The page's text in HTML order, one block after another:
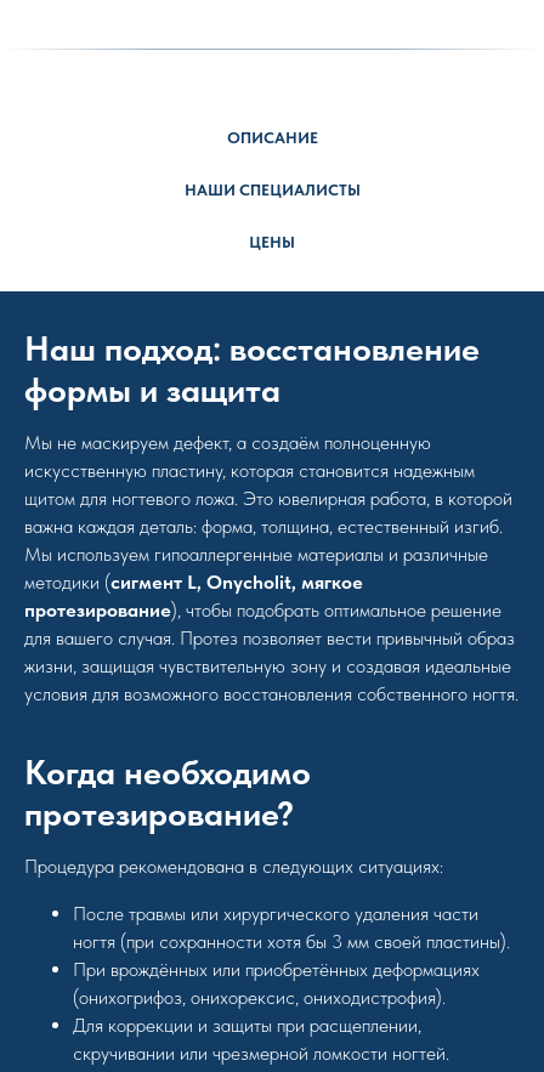
ОПИСАНИЕ
НАШИ СПЕЦИАЛИСТЫ
ЦЕНЫ
Наш подход: восстановление
формы и защита
Мы не маскируем дефект, а создаём полноценную
искусственную пластину, которая становится надежным
щитом для ногтевого ложа. Это ювелирная работа, в которой
важна каждая деталь: форма, толщина, естественный изгиб.
Мы используем гипоаллергенные материалы и различные
методики (сигмент L, Onycholit, мягкое
протезирование), чтобы подобрать оптимальное решение
для вашего случая. Протез позволяет вести привычный образ
жизни, защищая чувствительную зону и создавая идеальные
условия для возможного восстановления собственного ногтя.
Когда необходимо
протезирование?
Процедура рекомендована в следующих ситуациях:
После травмы или хирургического удаления части
ногтя (при сохранности хотя бы 3 мм своей пластины).
При врождённых или приобретённых деформациях
(онихогрифоз, онихорексис, ониходистрофия).
Для коррекции и защиты при расщеплении,
скручивании или чрезмерной ломкости ногтей.